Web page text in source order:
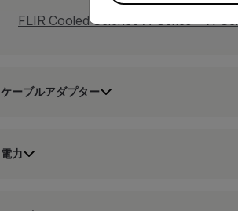
FLIR Cooled Science A-Series + X-
ケーブルアダプター
電力